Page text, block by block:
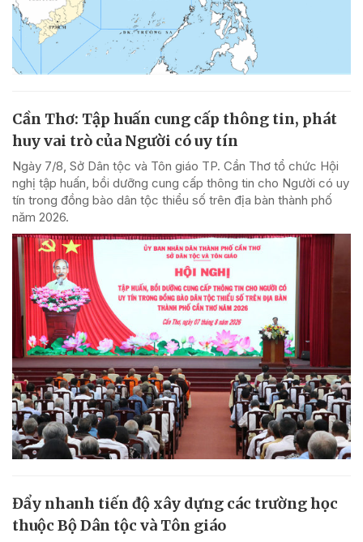
Cần Thơ: Tập huấn cung cấp thông tin, phát
huy vai trò của Người có uy tín
Ngày 7/8, Sở Dân tộc và Tôn giáo TP. Cần Thơ tổ chức Hội
nghị tập huấn, bồi dưỡng cung cấp thông tin cho Người có uy
tín trong đồng bào dân tộc thiểu số trên địa bàn thành phố
năm 2026.
Đẩy nhanh tiến độ xây dựng các trường học
thuộc Bộ Dân tộc và Tôn giáo